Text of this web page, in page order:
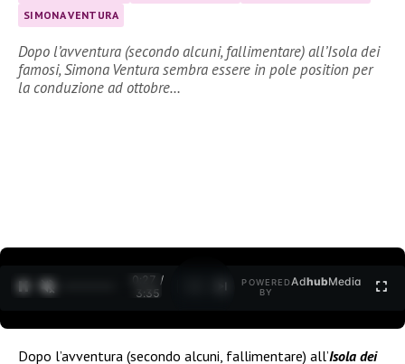
SIMONA VENTURA
Dopo l’avventura (secondo alcuni, fallimentare) all’Isola dei
famosi, Simona Ventura sembra essere in pole position per
la conduzione ad ottobre…
0:27 /
3:35
POWERED
BY
AdhubMedia
Dopo l’avventura (secondo alcuni, fallimentare) all’Isola dei